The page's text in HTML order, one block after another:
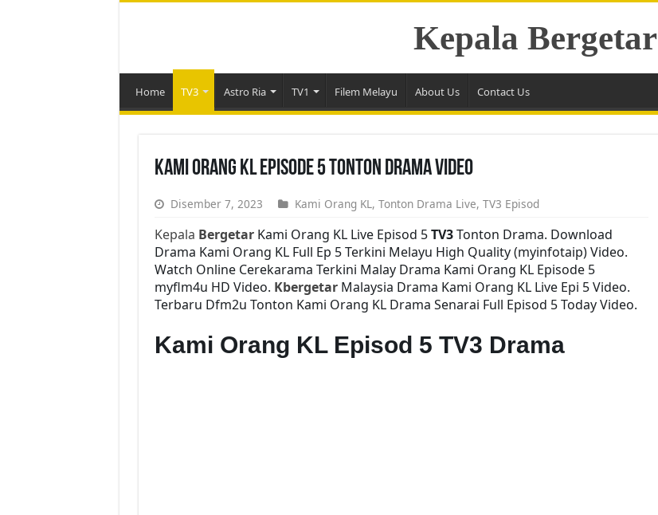
Kepala Bergetar
Home TV3 Astro Ria TV1 Filem Melayu About Us Contact Us
Kami Orang KL Episode 5 Tonton Drama Video
Disember 7, 2023 Kami Orang KL, Tonton Drama Live, TV3 Episod
Kepala BergetarKami Orang KL Live Episod 5TV3Tonton Drama. Download
Drama Kami Orang KL Full Ep 5 Terkini Melayu High Quality (myinfotaip) Video.
Watch Online Cerekarama Terkini Malay Drama Kami Orang KL Episode 5
myflm4u HD Video. KbergetarMalaysia Drama Kami Orang KL Live Epi 5 Video.
Terbaru Dfm2u Tonton Kami Orang KL Drama Senarai Full Episod 5 Today Video.
Kami Orang KL Episod 5 TV3 Drama